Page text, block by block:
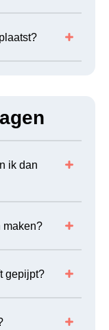
ik dan
maken?
gepijpt?